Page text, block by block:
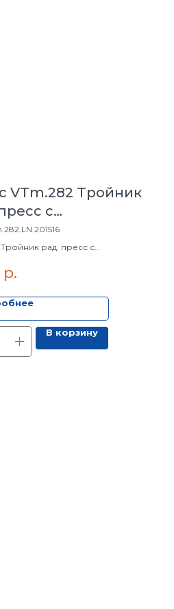
VTm.282 Тройник
с
рад. пресс с
р.
В корзину